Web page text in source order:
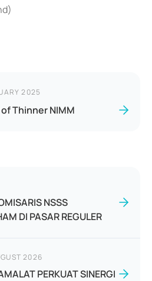
2025
Thinner NIMM
NSSS
DI PASAR REGULER
2026
PERKUAT SINERGI